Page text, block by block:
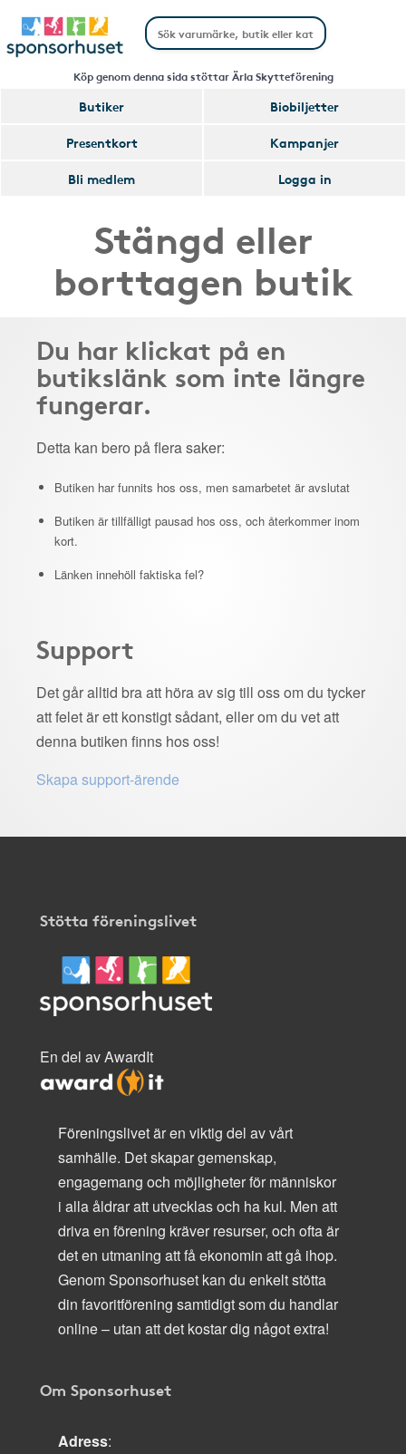
Köp genom denna sida stöttar Ärla Skytteförening
Butiker
Biobiljetter
Presentkort
Kampanjer
Bli medlem
Logga in
Stängd eller
borttagen butik
Du har klickat på en
butikslänk som inte längre
fungerar.
Detta kan bero på flera saker:
Butiken har funnits hos oss, men samarbetet är avslutat
Butiken är tillfälligt pausad hos oss, och återkommer inom
kort.
Länken innehöll faktiska fel?
Support
Det går alltid bra att höra av sig till oss om du tycker
att felet är ett konstigt sådant, eller om du vet att
denna butiken finns hos oss!
Skapa support-ärende
Stötta föreningslivet
En del av AwardIt
Föreningslivet är en viktig del av vårt
samhälle. Det skapar gemenskap,
engagemang och möjligheter för människor
i alla åldrar att utvecklas och ha kul. Men att
driva en förening kräver resurser, och ofta är
det en utmaning att få ekonomin att gå ihop.
Genom Sponsorhuset kan du enkelt stötta
din favoritförening samtidigt som du handlar
online – utan att det kostar dig något extra!
Om Sponsorhuset
Adress: